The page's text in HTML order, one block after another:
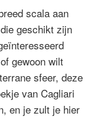
scala aan
geschikt zijn
gewoon wilt
sfeer, deze
van Cagliari
en je zult je hier